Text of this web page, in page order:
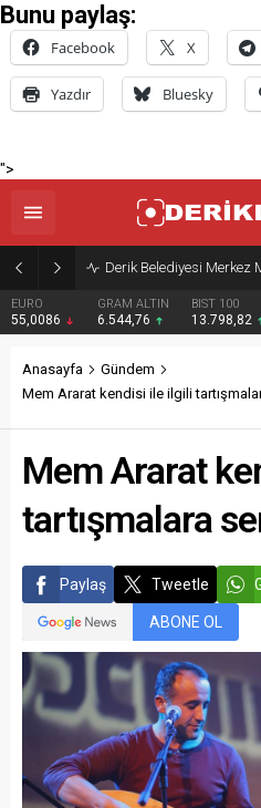
Bunu paylaş:
Facebook X
Yazdır Bluesky
">
EURO
55,0086
GRAM ALTIN
6.544,76
BIST 100
13.798,82
Anasayfa
Gündem
Mem Ararat kendisi ile ilgili
Mem Ararat
tartışmalara
Paylaş Tweetle
ABONE OL